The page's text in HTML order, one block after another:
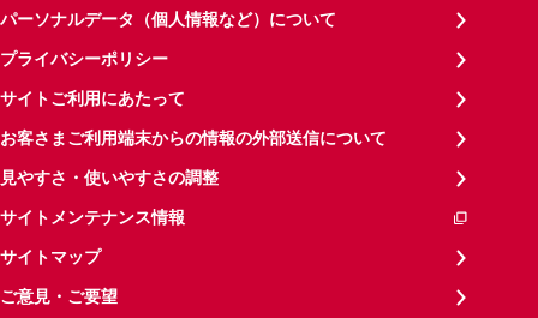
パーソナルデータ（個人情報など）について
プライバシーポリシー
サイトご利用にあたって
お客さまご利用端末からの情報の外部送信について
見やすさ・使いやすさの調整
サイトメンテナンス情報
サイトマップ
ご意見・ご要望